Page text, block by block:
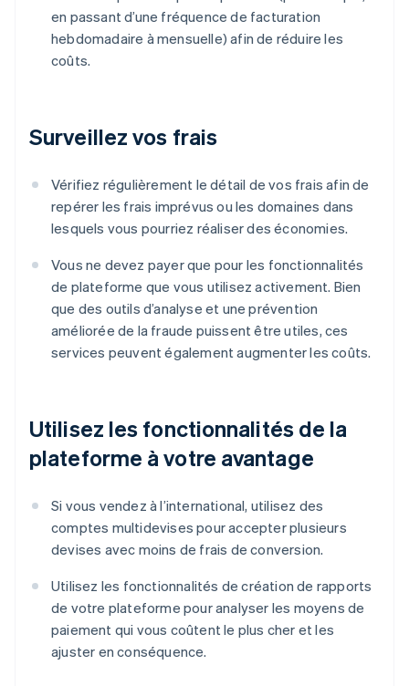
en passant d’une fréquence de facturation
hebdomadaire à mensuelle) afin de réduire les
coûts.
Surveillez vos frais
Vérifiez régulièrement le détail de vos frais afin de
repérer les frais imprévus ou les domaines dans
lesquels vous pourriez réaliser des économies.
Vous ne devez payer que pour les fonctionnalités
de plateforme que vous utilisez activement. Bien
que des outils d’analyse et une prévention
améliorée de la fraude puissent être utiles, ces
services peuvent également augmenter les coûts.
Utilisez les fonctionnalités de la
plateforme à votre avantage
Si vous vendez à l’international, utilisez des
comptes multidevises pour accepter plusieurs
devises avec moins de frais de conversion.
Utilisez les fonctionnalités de création de rapports
de votre plateforme pour analyser les moyens de
paiement qui vous coûtent le plus cher et les
ajuster en conséquence.